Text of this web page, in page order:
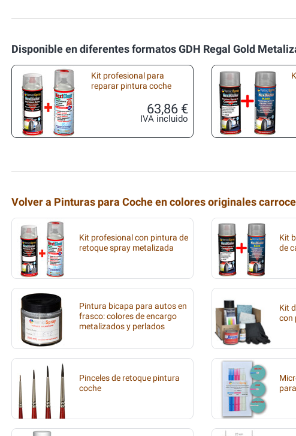
Disponible en diferentes formatos GDH Regal Gold
Kit profesional para
reparar pintura coche
63,86 €
IVA incluido
Volver a Pinturas para Coche en colores originales
Kit profesional con pintura de
retoque spray metalizada
Kit
de
Pintura bicapa para autos en
frasco: colores de encargo
metalizados y perlados
Kit
con
Pinceles de retoque pintura
coche